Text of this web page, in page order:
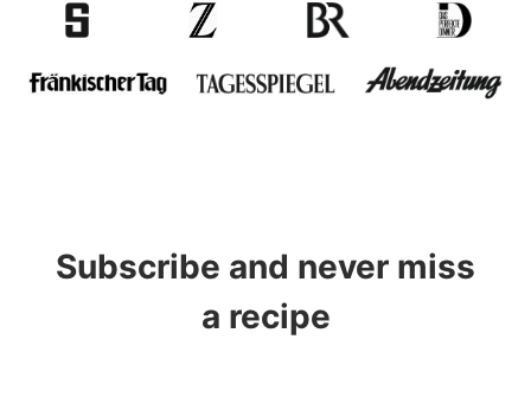
Subscribe and never miss
a recipe